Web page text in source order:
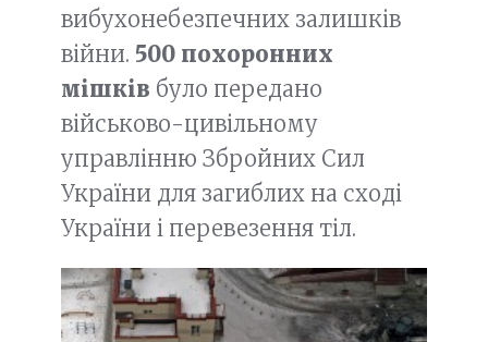
вибухонебезпечних залишків
війни. 500 похоронних
мішків було передано
військово-цивільному
управлінню Збройних Сил
України для загиблих на сході
України і перевезення тіл.